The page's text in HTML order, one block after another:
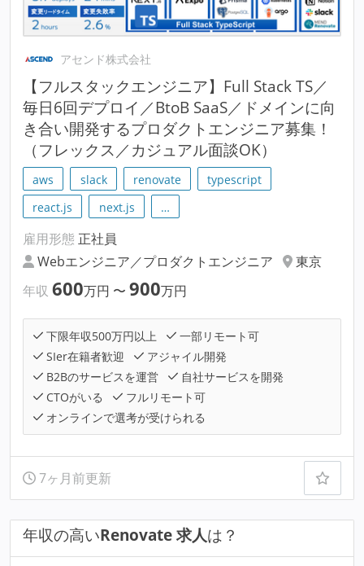
アセンド株式会社
【フルスタックエンジニア】Full Stack TS／
毎日6回デプロイ／BtoB SaaS／ドメインに向
き合い開発するプロダクトエンジニア募集！
（フレックス／カジュアル面談OK）
aws slack renovate
typescript
react.js
next.js …
雇用形態 正社員
Webエンジニア／プロダクトエンジニア
東京
年収 600万円 〜 900万円
下限年収500万円以上
一部リモート可
SIer在籍者歓迎
アジャイル開発
B2Bのサービスを運営
自社サービスを開発
CTOがいる
フルリモート可
オンラインで選考が受けられる
7ヶ月前更新
年収の高いRenovate 求人は？